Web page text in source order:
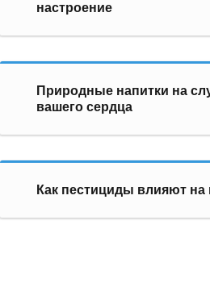
настроение
Природные напитки на
вашего сердца
Как пестициды влияют на